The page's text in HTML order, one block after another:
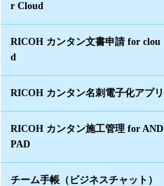
r Cloud
RICOH カンタン文書申請 for clou
d
RICOH カンタン名刺電子化アプリ
RICOH カンタン施工管理 for AND
PAD
チーム手帳（ビジネスチャット）